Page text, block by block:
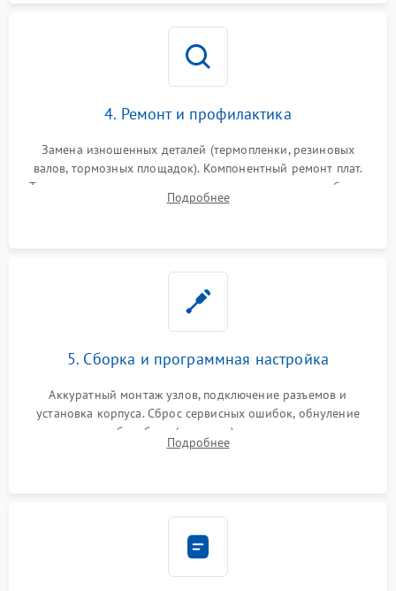
4. Ремонт и профилактика
Замена изношенных деталей (термопленки, резиновых
валов, тормозных площадок). Компонентный ремонт плат.
Тщательная очистка тракта печати, контактов и линз блока
лазера (LSU) от просыпанного тонера и пыли.
Подробнее
5. Сборка и программная настройка
Аккуратный монтаж узлов, подключение разъемов и
установка корпуса. Сброс сервисных ошибок, обнуление
счетчиков абсорбера (памперса) или узла переноса,
обновление прошивки и программная калибровка аппарата.
Подробнее